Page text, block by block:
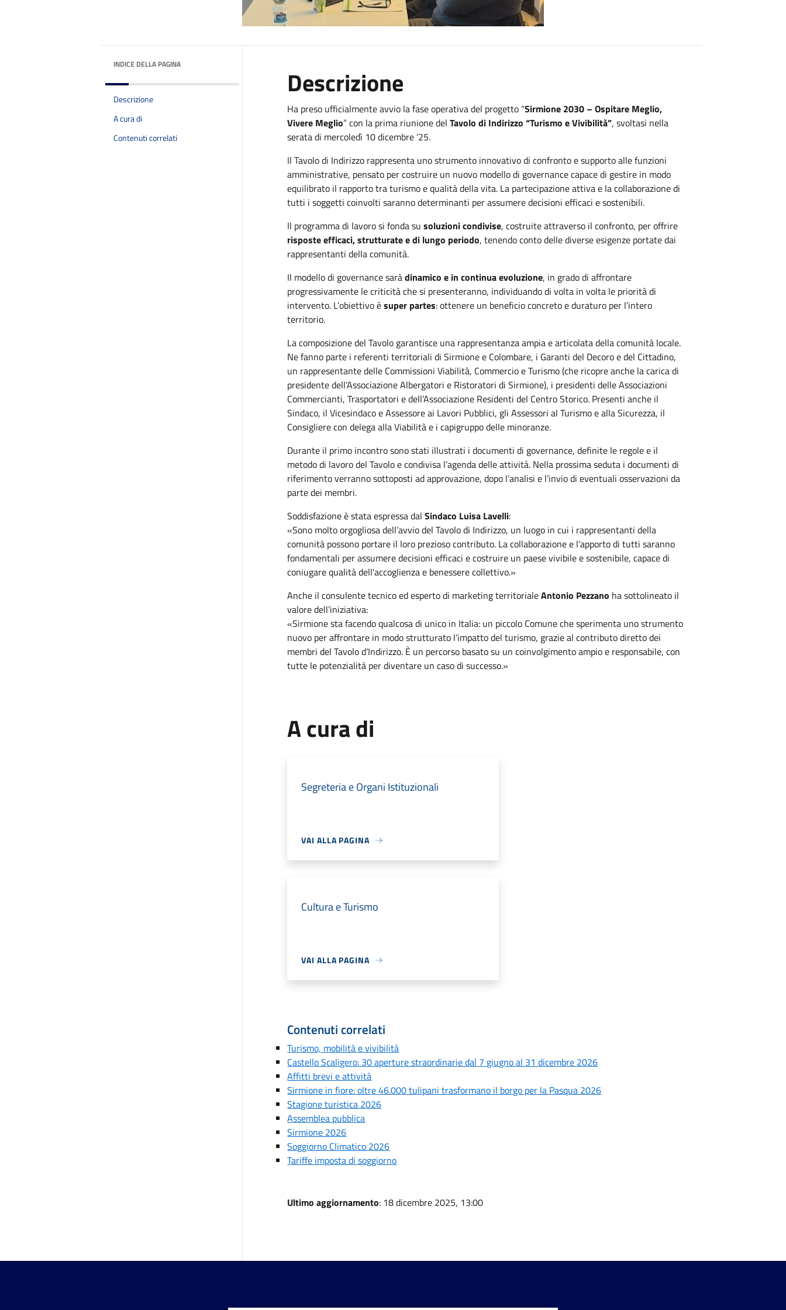
INDICE DELLA PAGINA
Descrizione
A cura di
Contenuti correlati
Descrizione
Ha preso ufficialmente avvio la fase operativa del progetto “Sirmione 2030 – Ospitare Meglio,
Vivere Meglio” con la prima riunione delTavolo di Indirizzo “Turismo e Vivibilità”, svoltasi nella
serata di mercoledì 10 dicembre ’25.
Il Tavolo di Indirizzo rappresenta uno strumento innovativo di confronto e supporto alle funzioni
amministrative, pensato per costruire un nuovo modello di governance capace di gestire in modo
equilibrato il rapporto tra turismo e qualità della vita. La partecipazione attiva e la collaborazione di
tutti i soggetti coinvolti saranno determinanti per assumere decisioni efficaci e sostenibili.
Il programma di lavoro si fonda susoluzioni condivise, costruite attraverso il confronto, per offrire
risposte efficaci, strutturate e di lungo periodo, tenendo conto delle diverse esigenze portate dai
rappresentanti della comunità.
Il modello di governance saràdinamico e in continua evoluzione, in grado di affrontare
progressivamente le criticità che si presenteranno, individuando di volta in volta le priorità di
intervento. L’obiettivo èsuper partes: ottenere un beneficio concreto e duraturo per l’intero
territorio.
La composizione del Tavolo garantisce una rappresentanza ampia e articolata della comunità locale.
Ne fanno parte i referenti territoriali di Sirmione e Colombare, i Garanti del Decoro e del Cittadino,
un rappresentante delle Commissioni Viabilità, Commercio e Turismo (che ricopre anche la carica di
presidente dell’Associazione Albergatori e Ristoratori di Sirmione), i presidenti delle Associazioni
Commercianti, Trasportatori e dell’Associazione Residenti del Centro Storico. Presenti anche il
Sindaco, il Vicesindaco e Assessore ai Lavori Pubblici, gli Assessori al Turismo e alla Sicurezza, il
Consigliere con delega alla Viabilità e i capigruppo delle minoranze.
Durante il primo incontro sono stati illustrati i documenti di governance, definite le regole e il
metodo di lavoro del Tavolo e condivisa l’agenda delle attività. Nella prossima seduta i documenti di
riferimento verranno sottoposti ad approvazione, dopo l’analisi e l’invio di eventuali osservazioni da
parte dei membri.
Soddisfazione è stata espressa dalSindaco Luisa Lavelli:
«Sono molto orgogliosa dell’avvio del Tavolo di Indirizzo, un luogo in cui i rappresentanti della
comunità possono portare il loro prezioso contributo. La collaborazione e l’apporto di tutti saranno
fondamentali per assumere decisioni efficaci e costruire un paese vivibile e sostenibile, capace di
coniugare qualità dell’accoglienza e benessere collettivo.»
Anche il consulente tecnico ed esperto di marketing territorialeAntonio Pezzano ha sottolineato il
valore dell’iniziativa:
«Sirmione sta facendo qualcosa di unico in Italia: un piccolo Comune che sperimenta uno strumento
nuovo per affrontare in modo strutturato l’impatto del turismo, grazie al contributo diretto dei
membri del Tavolo d’Indirizzo. È un percorso basato su un coinvolgimento ampio e responsabile, con
tutte le potenzialità per diventare un caso di successo.»
A cura di
Segreteria e Organi Istituzionali
VAI ALLA PAGINA
Cultura e Turismo
VAI ALLA PAGINA
Contenuti correlati
Turismo, mobilità e vivibilità
Castello Scaligero: 30 aperture straordinarie dal 7 giugno al 31 dicembre 2026
Affitti brevi e attività
Sirmione in fiore: oltre 46.000 tulipani trasformano il borgo per la Pasqua 2026
Stagione turistica 2026
Assemblea pubblica
Sirmione 2026
Soggiorno Climatico 2026
Tariffe imposta di soggiorno
Ultimo aggiornamento: 18 dicembre 2025, 13:00